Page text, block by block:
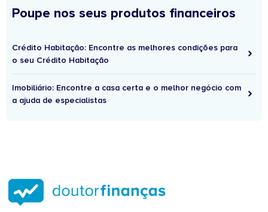
Poupe nos seus produtos financeiros
Crédito Habitação: Encontre as melhores condições para
o seu Crédito Habitação
Imobiliário: Encontre a casa certa e o melhor negócio com
a ajuda de especialistas